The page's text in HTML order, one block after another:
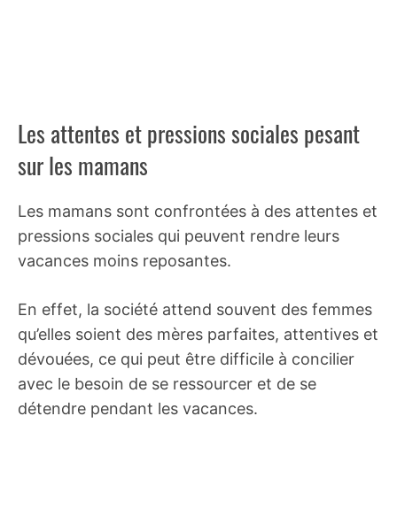
Les attentes et pressions sociales pesant
sur les mamans
Les mamans sont confrontées à des attentes et
pressions sociales qui peuvent rendre leurs
vacances moins reposantes.
En effet, la société attend souvent des femmes
qu’elles soient des mères parfaites, attentives et
dévouées, ce qui peut être difficile à concilier
avec le besoin de se ressourcer et de se
détendre pendant les vacances.